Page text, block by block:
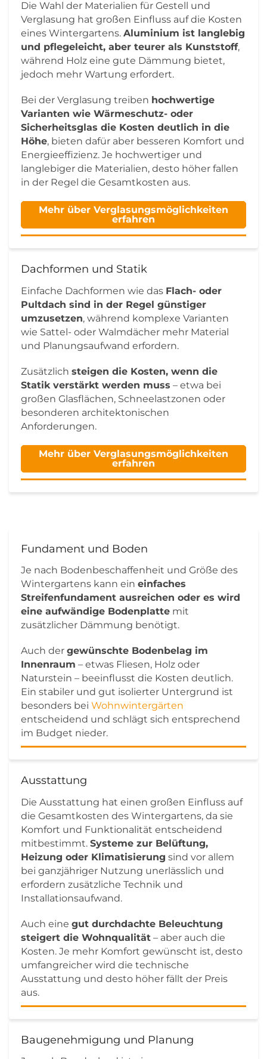
Die Wahl der Materialien für Gestell und
Verglasung hat großen Einfluss auf die Kosten
eines Wintergartens. Aluminium ist langlebig
und pflegeleicht, aber teurer als Kunststoff,
während Holz eine gute Dämmung bietet,
jedoch mehr Wartung erfordert.
Bei der Verglasung treiben hochwertige
Varianten wie Wärmeschutz- oder
Sicherheitsglas die Kosten deutlich in die
Höhe, bieten dafür aber besseren Komfort und
Energieeffizienz. Je hochwertiger und
langlebiger die Materialien, desto höher fallen
in der Regel die Gesamtkosten aus.
Mehr über Verglasungsmöglichkeiten
erfahren
Dachformen und Statik
Einfache Dachformen wie das Flach- oder
Pultdach sind in der Regel günstiger
umzusetzen, während komplexe Varianten
wie Sattel- oder Walmdächer mehr Material
und Planungsaufwand erfordern.
Zusätzlich steigen die Kosten, wenn die
Statik verstärkt werden muss – etwa bei
großen Glasflächen, Schneelastzonen oder
besonderen architektonischen
Anforderungen.
Mehr über Verglasungsmöglichkeiten
erfahren
Fundament und Boden
Je nach Bodenbeschaffenheit und Größe des
Wintergartens kann ein einfaches
Streifenfundament ausreichen oder es wird
eine aufwändige Bodenplatte mit
zusätzlicher Dämmung benötigt.
Auch der gewünschte Bodenbelag im
Innenraum – etwas Fliesen, Holz oder
Naturstein – beeinflusst die Kosten deutlich.
Ein stabiler und gut isolierter Untergrund ist
besonders bei Wohnwintergärten
entscheidend und schlägt sich entsprechend
im Budget nieder.
Ausstattung
Die Ausstattung hat einen großen Einfluss auf
die Gesamtkosten des Wintergartens, da sie
Komfort und Funktionalität entscheidend
mitbestimmt. Systeme zur Belüftung,
Heizung oder Klimatisierung sind vor allem
bei ganzjähriger Nutzung unerlässlich und
erfordern zusätzliche Technik und
Installationsaufwand.
Auch eine gut durchdachte Beleuchtung
steigert die Wohnqualität – aber auch die
Kosten. Je mehr Komfort gewünscht ist, desto
umfangreicher wird die technische
Ausstattung und desto höher fällt der Preis
aus.
Baugenehmigung und Planung